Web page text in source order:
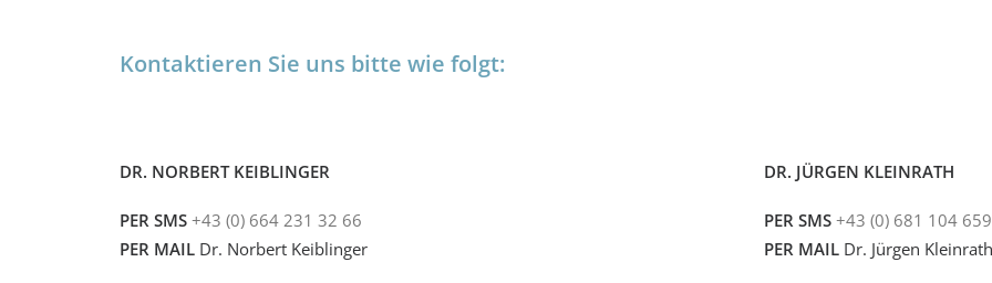
Kontaktieren Sie uns bitte wie folgt:
DR. NORBERT KEIBLINGER
PER SMS +43 (0) 664 231 32 66
PER MAIL Dr. Norbert Keiblinger
DR. JÜRGEN KLEINRATH
PER SMS +43 (0) 681 104
PER MAIL Dr. Jürgen Kleinrath